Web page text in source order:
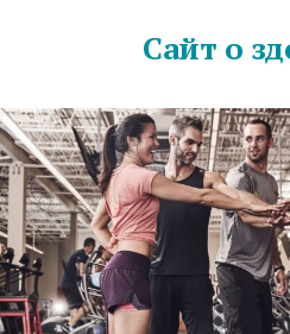
Сайт о